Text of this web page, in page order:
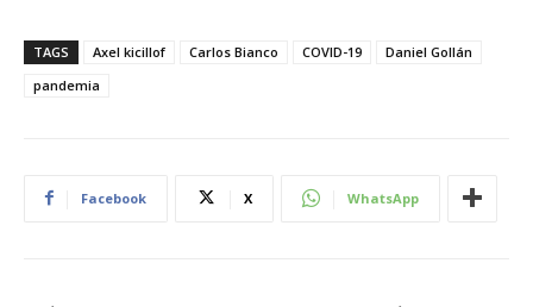
TAGS Axel kicillof Carlos Bianco COVID-19
Daniel Gollán
pandemia
Facebook X WhatsApp